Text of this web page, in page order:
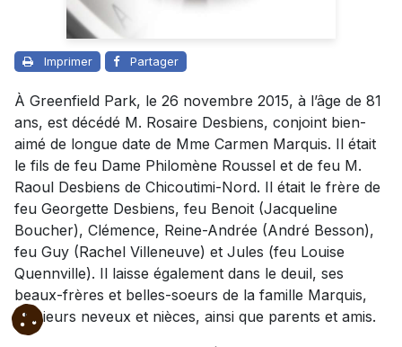
Imprimer Partager
À Greenfield Park, le 26 novembre 2015, à l’âge de 81
ans, est décédé M. Rosaire Desbiens, conjoint bien-
aimé de longue date de Mme Carmen Marquis. Il était
le fils de feu Dame Philomène Roussel et de feu M.
Raoul Desbiens de Chicoutimi-Nord. Il était le frère de
feu Georgette Desbiens, feu Benoit (Jacqueline
Boucher), Clémence, Reine-Andrée (André Besson),
feu Guy (Rachel Villeneuve) et Jules (feu Louise
Quennville). Il laisse également dans le deuil, ses
beaux-frères et belles-soeurs de la famille Marquis,
plusieurs neveux et nièces, ainsi que parents et amis.